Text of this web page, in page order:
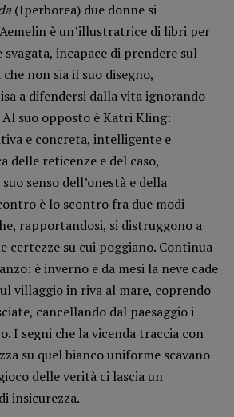
del
40
Artificiale
2022
Ballard
(Iperborea) due donne si
è un’illustratrice di libri per
incapace di prendere sul
non sia il suo disegno,
a difendersi dalla vita ignorando
Al suo opposto è Katri Kling:
e concreta, intelligente e
delle reticenze e del caso,
senso dell’onestà e della
è lo scontro fra due modi
rapportandosi, si distruggono a
certezze su cui poggiano. Continua
è inverno e da mesi la neve cade
villaggio in riva al mare, coprendo
cancellando dal paesaggio i
I segni che la vicenda traccia con
su quel bianco uniforme scavano
delle verità ci lascia un
insicurezza.